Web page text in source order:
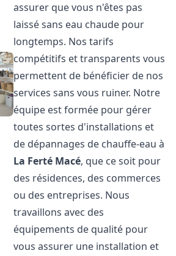
assurer que vous n'êtes pas
laissé sans eau chaude pour
longtemps. Nos tarifs
compétitifs et transparents vous
permettent de bénéficier de nos
services sans vous ruiner. Notre
équipe est formée pour gérer
toutes sortes d'installations et
de dépannages de chauffe-eau à
La Ferté Macé, que ce soit pour
des résidences, des commerces
ou des entreprises. Nous
travaillons avec des
équipements de qualité pour
vous assurer une installation et